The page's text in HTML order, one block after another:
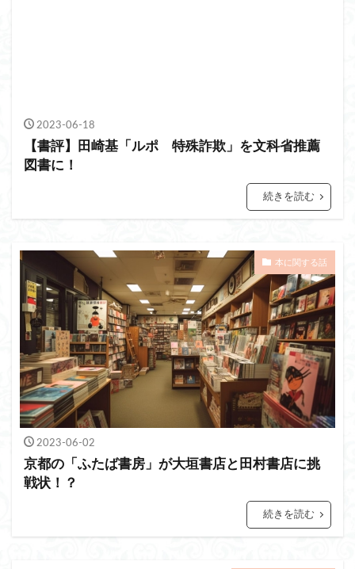
2023-06-18
【書評】田崎基「ルポ 特殊詐欺」を文科省推薦
図書に！
続きを読む
本に関する話
2023-06-02
京都の「ふたば書房」が大垣書店と田村書店に挑
戦状！？
続きを読む